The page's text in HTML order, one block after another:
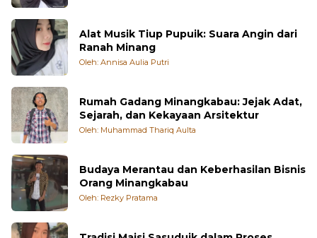
Alat Musik Tiup Pupuik: Suara Angin dari
Ranah Minang
Oleh: Annisa Aulia Putri
Rumah Gadang Minangkabau: Jejak Adat,
Sejarah, dan Kekayaan Arsitektur
Oleh: Muhammad Thariq Aulta
Budaya Merantau dan Keberhasilan Bisnis
Orang Minangkabau
Oleh: Rezky Pratama